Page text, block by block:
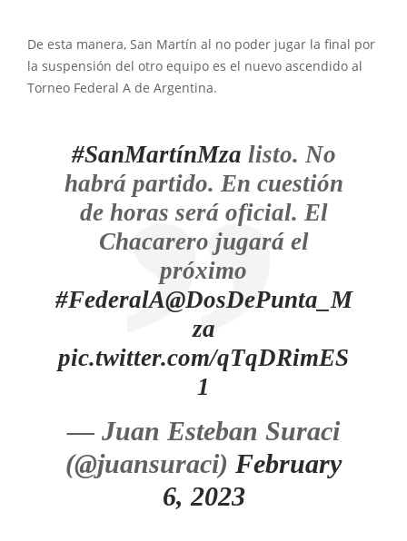
De esta manera, San Martín al no poder jugar la final por
la suspensión del otro equipo es el nuevo ascendido al
Torneo Federal A de Argentina.
#SanMartínMza listo. No
habrá partido. En cuestión
de horas será oficial. El
Chacarero jugará el
próximo
#FederalA@DosDePunta_M
za
pic.twitter.com/qTqDRimES
1
— Juan Esteban Suraci
(@juansuraci) February
6, 2023